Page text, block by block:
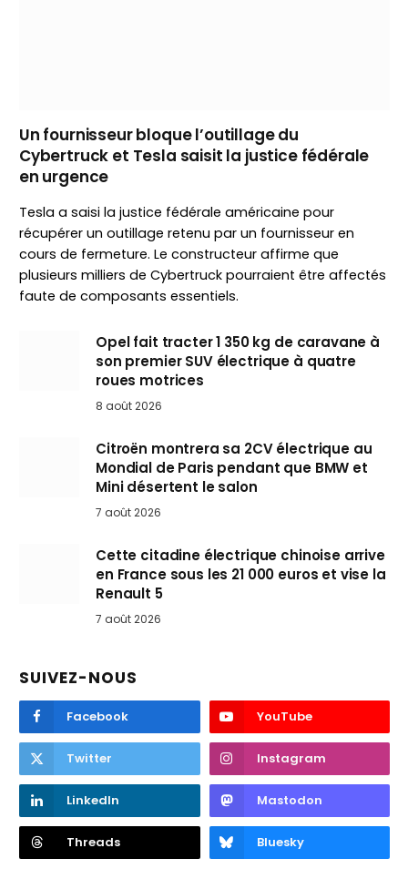
Un fournisseur bloque l’outillage du
Cybertruck et Tesla saisit la justice fédérale
en urgence
Tesla a saisi la justice fédérale américaine pour
récupérer un outillage retenu par un fournisseur en
cours de fermeture. Le constructeur affirme que
plusieurs milliers de Cybertruck pourraient être affectés
faute de composants essentiels.
Opel fait tracter 1 350 kg de caravane à
son premier SUV électrique à quatre
roues motrices
8 août 2026
Citroën montrera sa 2CV électrique au
Mondial de Paris pendant que BMW et
Mini désertent le salon
7 août 2026
Cette citadine électrique chinoise arrive
en France sous les 21 000 euros et vise la
Renault 5
7 août 2026
SUIVEZ-NOUS
Facebook YouTube
Twitter Instagram
LinkedIn Mastodon
Threads Bluesky